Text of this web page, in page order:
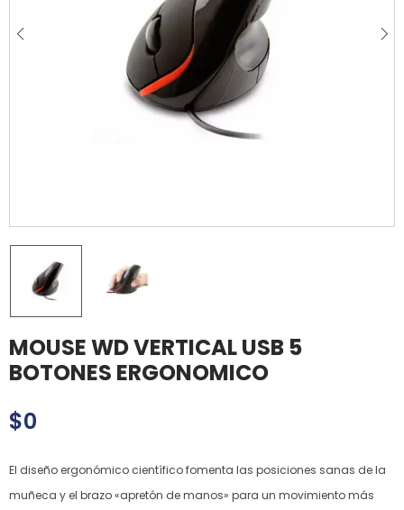
MOUSE WD VERTICAL USB 5
BOTONES ERGONOMICO
$0
El diseño ergonómico científico fomenta las posiciones sanas de la
muñeca y el brazo «apretón de manos» para un movimiento más